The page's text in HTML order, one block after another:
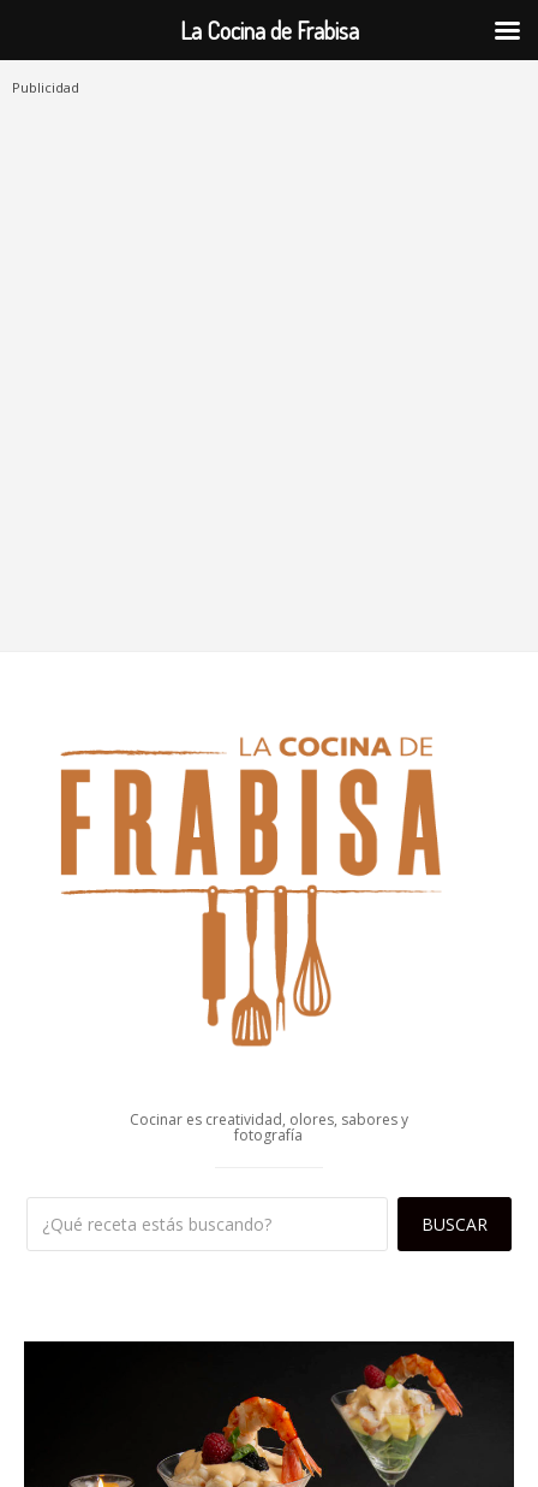
Publicidad
Cocinar es creatividad, olores, sabores y
fotografía
La Cocina de Frabisa